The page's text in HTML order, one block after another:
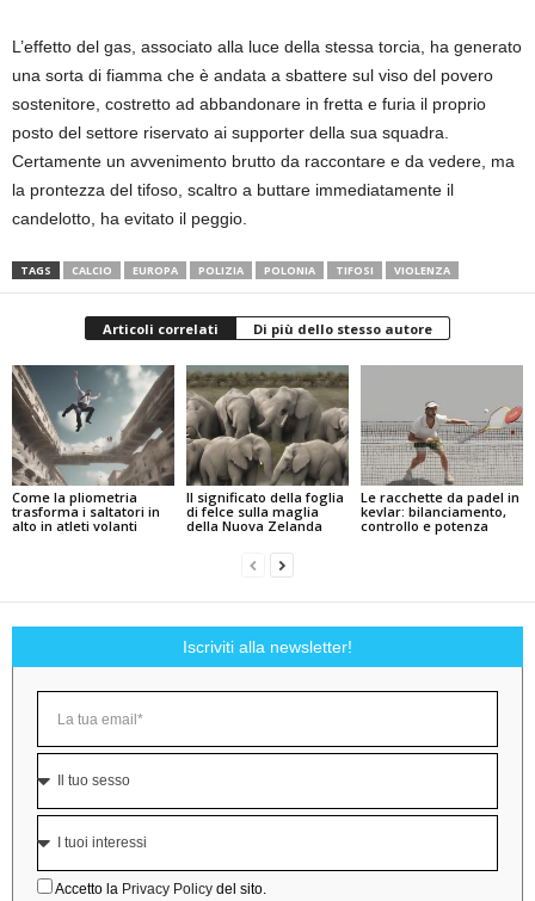
L’effetto del gas, associato alla luce della stessa torcia, ha generato
una sorta di fiamma che è andata a sbattere sul viso del povero
sostenitore, costretto ad abbandonare in fretta e furia il proprio
posto del settore riservato ai supporter della sua squadra.
Certamente un avvenimento brutto da raccontare e da vedere, ma
la prontezza del tifoso, scaltro a buttare immediatamente il
candelotto, ha evitato il peggio.
TAGS CALCIO EUROPA POLIZIA POLONIA TIFOSI VIOLENZA
Articoli correlati Di più dello stesso autore
Come la pliometria
trasforma i saltatori in
alto in atleti volanti
Il significato della foglia
di felce sulla maglia
della Nuova Zelanda
Le racchette da padel in
kevlar: bilanciamento,
controllo e potenza
Iscriviti alla newsletter!
Accetto la Privacy Policy del sito.